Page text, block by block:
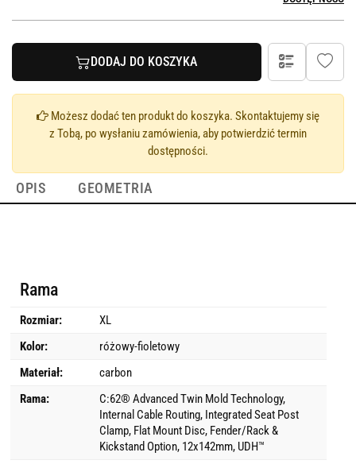
DODAJ DO KOSZYKA
Możesz dodać ten produkt do koszyka. Skontaktujemy się
z Tobą, po wysłaniu zamówienia, aby potwierdzić termin
dostępności.
OPIS GEOMETRIA
Rama
Rozmiar:
XL
Kolor:
różowy-fioletowy
Materiał:
carbon
Rama:
C:62® Advanced Twin Mold Technology,
Internal Cable Routing, Integrated Seat Post
Clamp, Flat Mount Disc, Fender/Rack &
Kickstand Option, 12x142mm, UDH™